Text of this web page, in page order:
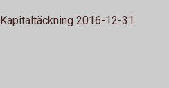
Kapitaltäckning 2016-12-31